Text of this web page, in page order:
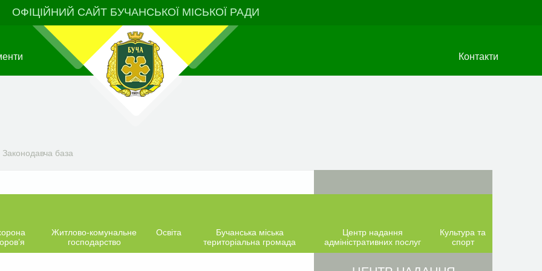
ОФІЦІЙНИЙ САЙТ БУЧАНСЬКОЇ МІСЬКОЇ РАДИ
Контакти
Законодавча база
Житлово-комунальне
господарство
Освіта
Бучанська міська
територіальна громада
Центр надання
адміністративних послуг
Культура та
спорт